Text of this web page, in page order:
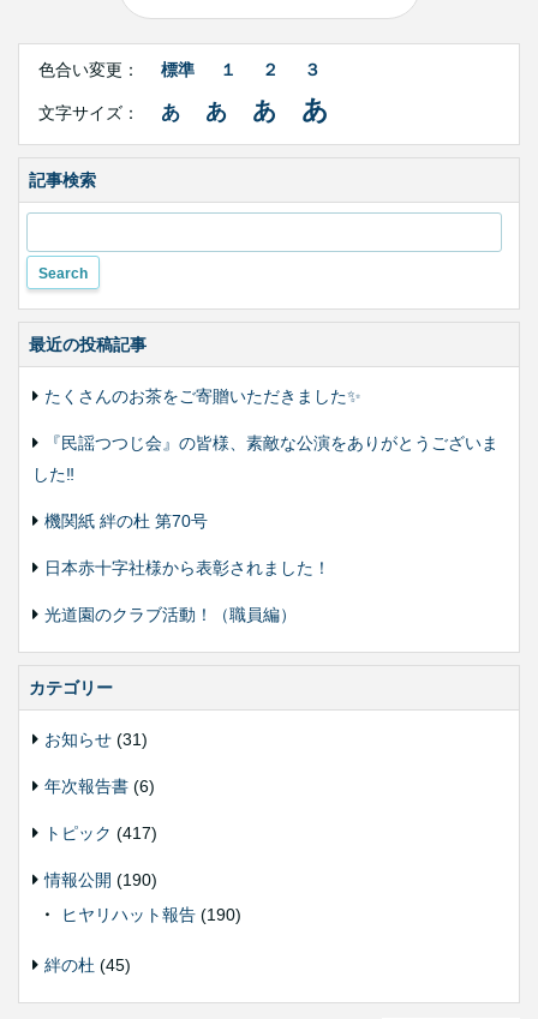
Right
Contents
合
変
色合い変更： 標準 １ ２ ３
文字サイズ： あ あ あ あ
記事検索
最近の投稿記事
たくさんのお茶をご寄贈いただきました✨
『民謡つつじ会』の皆様、素敵な公演をありがとうございま
した‼️
機関紙 絆の杜 第70号
日本赤十字社様から表彰されました！
光道園のクラブ活動！（職員編）
カテゴリー
お知らせ (31)
年次報告書 (6)
トピック (417)
情報公開 (190)
ヒヤリハット報告 (190)
絆の杜 (45)